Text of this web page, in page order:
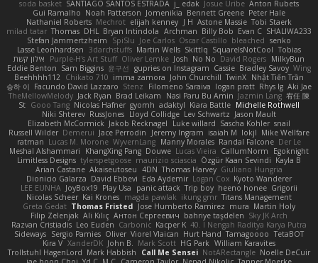
soda basket SANTIAGO SANTOS ESTRADA j_ edak Josue Uribe Anton Rubets
Gui Ramalho Noah Patterson Jomenikia Bennett Greene Peter Hale
Nathaniel Roberts Mechrot elijah kenney J H Astone Massie Tobi Staerk
milad tatar Thomas DHL Bryan Intindola Archman Billy Bob Evan C SHALIWA233
Stefan Jammertzheim
SpiSlu Joe Carlos Oscar Castillo bleached senko
Lasse Leonhardsen 3darchstuffs Martin Wells Skittlq SquareIsNotCool Tobias
אילון קשת
Purple-H's Art Stuff Oliver Lemke Josh No No David Rogers MilkyBun
Eddie Benton Sam Biggins 윤구선 gupries on Instagram Cassie Bradley Savoy Wing
Beehhhh112 Chikato 710 imma zamora John Churchill TwinX Nhật Tiến Trần
승하 이 Facundo David Lazzaro Stenz Filomeno Saraiva logan pratt Rhys lg Aki Jae
TheMellowMelody Jack Ryan Brad Leikam Nasi Paru Bu Amin Jazmin Lang 宥任 陳
St Gooo Tang Nicolas Hafner gyomh adaktyl Kiara Battle Michelle Rothwell
Niki Shterev RussJones Lloyd Collidge Lev Schwartz Jason Mault
Elizabeth McCormick Jakob Recknagel Luke willard Sascha Kohler snail
Russell Wilder Demerui Jace Perrodin Jeremy Ingram isaiah M lokjl Mike Wellfare
ratman Lucas M. Morone WyvernLang Manny Morales Randal Falcone Der Le
Meshal Alshammari
KhangXing Pang Douwe Lucas Vieira CallumNorm
Egoknight
Limitless Designs tylerspetgoose maurizio sciascia Özgür Kaan Sevindi Kayla B
Arian Castane Akaiseutoseu 4DN Thomas Harvey Giuliano Hungria
Dionicio Galarza David Ebbevi Eda Aydemir Logan Cox Kyoto Wanderer
LEE EUNHA JoyBox19 Play Usa panic attack Trip boy heeno honee Grigorii
Nicolas Scheer Kai Krones magda pawlak ikung gmr Titans Management
Greta Gedat Thomas Fristed Jose Humberto Ramirez mura Martin Holy
Filip Zelenjak Ali Kılıç Антон Сергеевич bahriye taşdelen Sky JK Arch
Razvan Cristiadis Leo Euden Carbonic Kacper K 40. I Nengah Raditya Karya Putra
Sideways Sergio Pamies Oliver Viorel Vlaican Hurt Hand Tamagoooo TetaBOT
Kira V XanderDK John B. Mark Scott HG Park William Karavites
Trollstuhl HagenLord Mark Habbish Call Me Sensei NotARectangle Noelle DeCuir